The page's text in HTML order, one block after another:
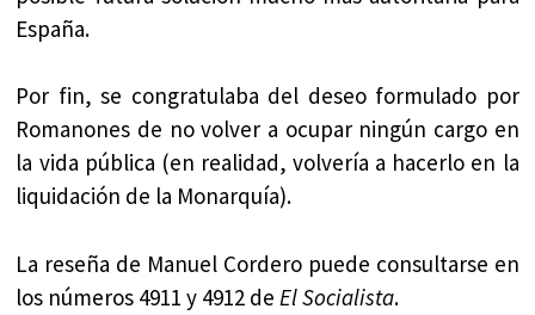
España.
Por fin, se congratulaba del deseo formulado por
Romanones de no volver a ocupar ningún cargo en
la vida pública (en realidad, volvería a hacerlo en la
liquidación de la Monarquía).
La reseña de Manuel Cordero puede consultarse en
los números 4911 y 4912 de El Socialista.